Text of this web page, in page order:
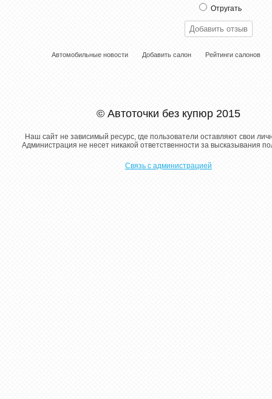
Отругать
Автомобильные новости Добавить салон Рейтинги салонов
© Автоточки без купюр 2015
Наш сайт не зависимый ресурс, где пользователи оставляют свои
Администрация не несет никакой ответственности за высказывания
Связь с администрацией